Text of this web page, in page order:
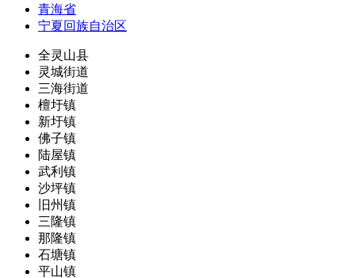
青海省
宁夏回族自治区
全灵山县
灵城街道
三海街道
檀圩镇
新圩镇
佛子镇
陆屋镇
武利镇
沙坪镇
旧州镇
三隆镇
那隆镇
石塘镇
平山镇